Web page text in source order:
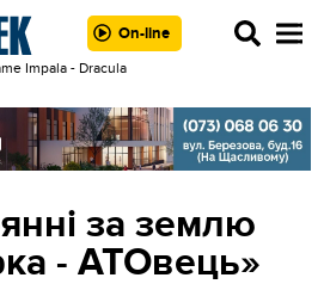
On-line
Impala - Dracula
за землю
- АТОвець»